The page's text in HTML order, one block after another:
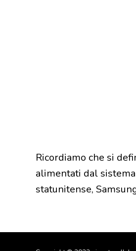
Ricordiamo che si
alimentati dal
statunitense,